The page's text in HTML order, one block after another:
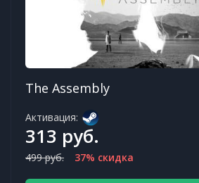
The Assembly
Активация:
313 руб.
499 руб. 37% скидка